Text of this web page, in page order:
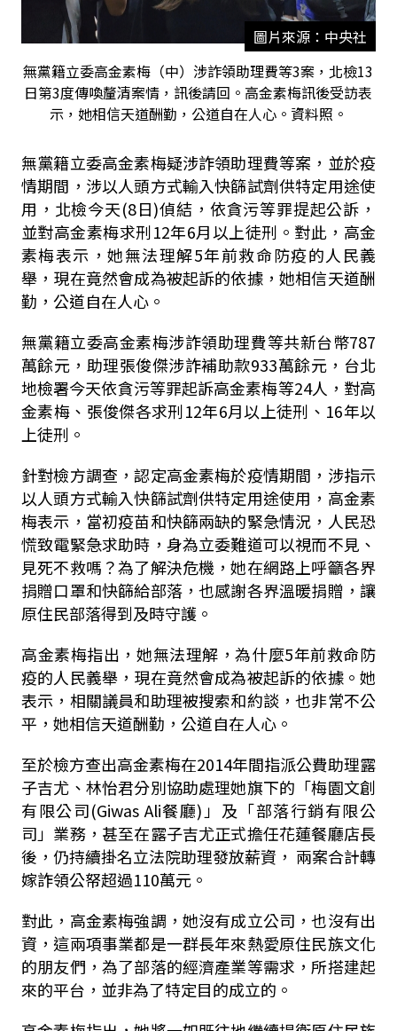
圖片來源：中央社
無黨籍立委高金素梅（中）涉詐領助理費等3案，北檢13
日第3度傳喚釐清案情，訊後請回。高金素梅訊後受訪表
示，她相信天道酬勤，公道自在人心。資料照。
無黨籍立委高金素梅疑涉詐領助理費等案，並於疫
情期間，涉以人頭方式輸入快篩試劑供特定用途使
用，北檢今天(8日)偵結，依貪污等罪提起公訴，
並對高金素梅求刑12年6月以上徒刑。對此，高金
素梅表示，她無法理解5年前救命防疫的人民義
舉，現在竟然會成為被起訴的依據，她相信天道酬
勤，公道自在人心。
無黨籍立委高金素梅涉詐領助理費等共新台幣787
萬餘元，助理張俊傑涉詐補助款933萬餘元，台北
地檢署今天依貪污等罪起訴高金素梅等24人，對高
金素梅、張俊傑各求刑12年6月以上徒刑、16年以
上徒刑。
針對檢方調查，認定高金素梅於疫情期間，涉指示
以人頭方式輸入快篩試劑供特定用途使用，高金素
梅表示，當初疫苗和快篩兩缺的緊急情況，人民恐
慌致電緊急求助時，身為立委難道可以視而不見、
見死不救嗎？為了解決危機，她在網路上呼籲各界
捐贈口罩和快篩給部落，也感謝各界溫暖捐贈，讓
原住民部落得到及時守護。
高金素梅指出，她無法理解，為什麼5年前救命防
疫的人民義舉，現在竟然會成為被起訴的依據。她
表示，相關議員和助理被搜索和約談，也非常不公
平，她相信天道酬勤，公道自在人心。
至於檢方查出高金素梅在2014年間指派公費助理露
子吉尤、林怡君分別協助處理她旗下的「梅園文創
有限公司(Giwas Ali餐廳)」及「部落行銷有限公
司」業務，甚至在露子吉尤正式擔任花蓮餐廳店長
後，仍持續掛名立法院助理發放薪資， 兩案合計轉
嫁詐領公帑超過110萬元。
對此，高金素梅強調，她沒有成立公司，也沒有出
資，這兩項事業都是一群長年來熱愛原住民族文化
的朋友們，為了部落的經濟產業等需求，所搭建起
來的平台，並非為了特定目的成立的。